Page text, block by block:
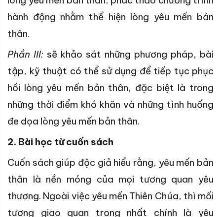
hành động nhằm thể hiện lòng yêu mến bản
thân.
Phần III: sẽ khảo sát những phương pháp, bài
tập, kỹ thuật có thể sử dụng để tiếp tục phục
hồi lòng yêu mến bản thân, đặc biệt là trong
những thời điểm khó khăn và những tình huống
đe dọa lòng yêu mến bản thân.
2. Bài học từ cuốn sách
Cuốn sách giúp độc giả hiểu rằng, yêu mến bản
thân là nền móng của mọi tương quan yêu
thương. Ngoài việc yêu mến Thiên Chúa, thì mối
tương giao quan trọng nhất chính là yêu